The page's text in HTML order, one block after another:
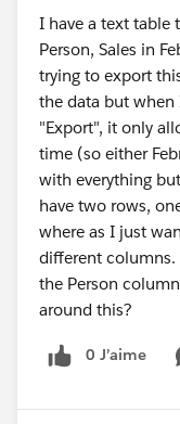
I have a text table
Person, Sales in
trying to export
the data but when
"Export", it only
time (so either
with everything
have two rows,
where as I just
different columns.
the Person
around this?
0 J’aime